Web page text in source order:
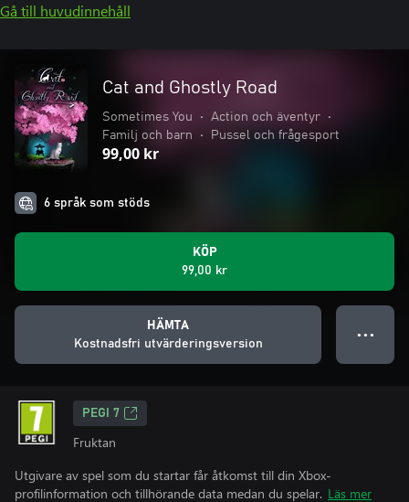
Gå till huvudinnehåll
Cat and Ghostly Road
Sometimes You • Action och äventyr
•
Familj och barn
• Pussel och frågesport
99,00 kr
6 språk som stöds
KÖP
99,00 kr
HÄMTA
Kostnadsfri utvärderingsversion
● ● ●
PEGI 7
Fruktan
Utgivare av spel som du startar får åtkomst till din Xbox-
profilinformation och tillhörande data medan du spelar. Läs mer